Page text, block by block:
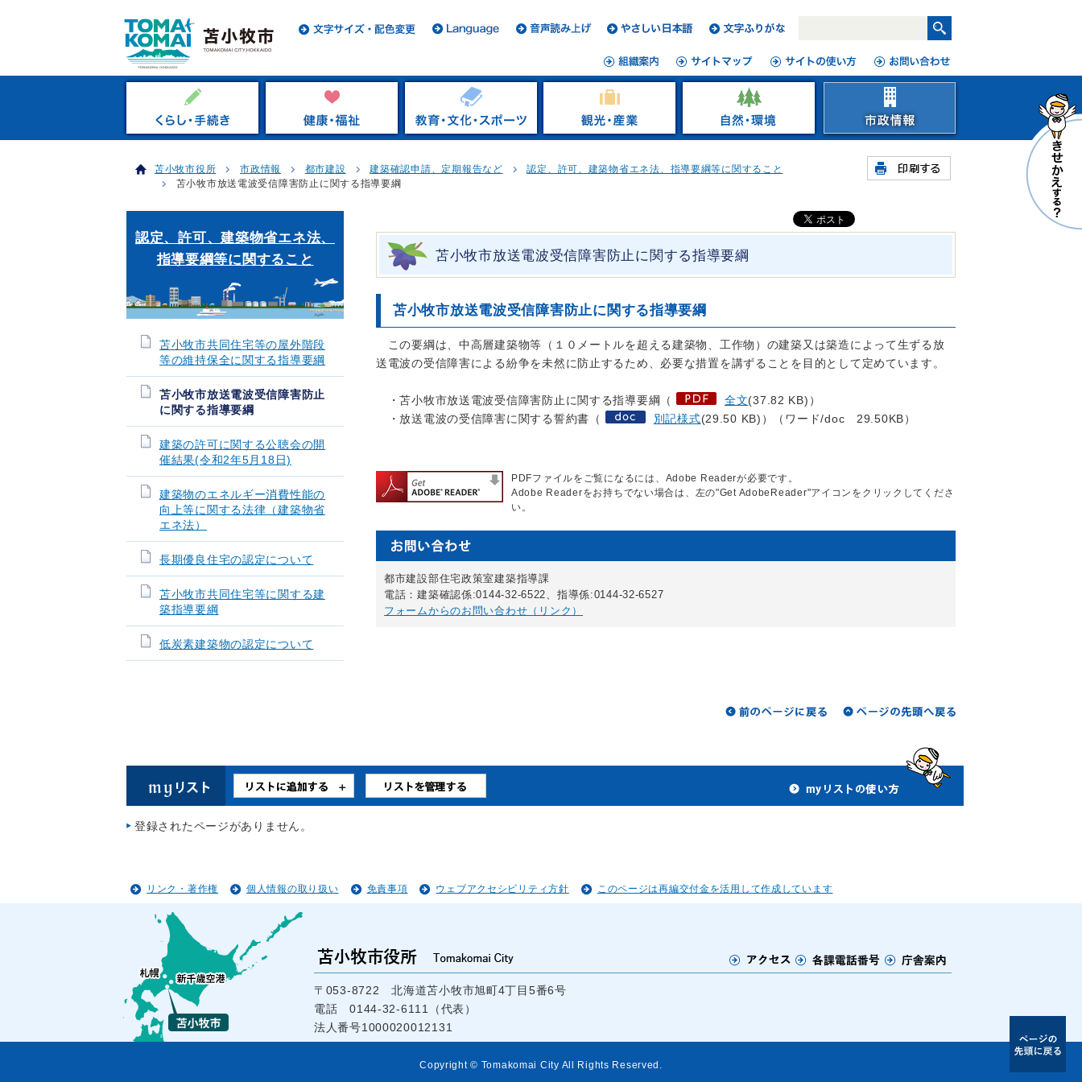
苫小牧市役所 市政情報 都市建設 建築確認申請、定期報告など
認定、許可、建築物省エネ法、指導要綱等に関すること
苫小牧市放送電波受信障害防止に関する指導要綱
苫小牧市放送電波受信障害防止に関する指導要綱
苫小牧市放送電波受信障害防止に関する指導要綱
この要綱は、中高層建築物等（１０メートルを超える建築物、工作物）の建築又は築造によって生ずる放
送電波の受信障害による紛争を未然に防止するため、必要な措置を講ずることを目的として定めています。
・苫小牧市放送電波受信障害防止に関する指導要綱（ 全文(37.82 KB)）
・放送電波の受信障害に関する誓約書（
別記様式(29.50 KB)）（ワード/doc 29.50KB）
PDFファイルをご覧になるには、Adobe Readerが必要です。
Adobe Readerをお持ちでない場合は、左の"Get AdobeReader"アイコンをクリックしてくださ
い。
都市建設部住宅政策室建築指導課
電話：建築確認係:0144-32-6522、指導係:0144-32-6527
フォームからのお問い合わせ（リンク）
認定、許可、建築物省エネ法、
指導要綱等に関すること
苫小牧市共同住宅等の屋外階段
等の維持保全に関する指導要綱
苫小牧市放送電波受信障害防止
に関する指導要綱
建築の許可に関する公聴会の開
催結果(令和2年5月18日)
建築物のエネルギー消費性能の
向上等に関する法律（建築物省
エネ法）
長期優良住宅の認定について
苫小牧市共同住宅等に関する建
築指導要綱
低炭素建築物の認定について
登録されたページがありません。
リンク・著作権 個人情報の取り扱い 免責事項 ウェブアクセシビリティ方針 このページは再編交付金を活用して作成しています
〒053-8722 北海道苫小牧市旭町4丁目5番6号
電話 0144-32-6111（代表）
法人番号1000020012131
Copyright © Tomakomai City All Rights Reserved.